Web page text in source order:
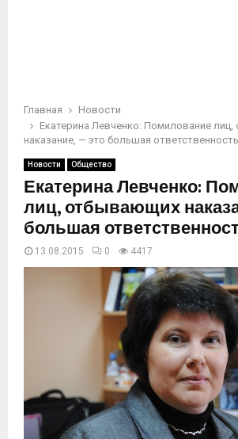
Главная
Новости
Екатерина Левченко: Помилование
наказание, — это большая ответственность
Новости Общество
Екатерина Левченко:
лиц, отбывающих
большая
13.08.2015 0 4417